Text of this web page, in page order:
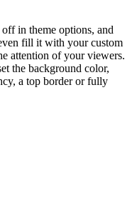
in theme options, and
fill it with your custom
attention of your viewers.
the background color,
a top border or fully